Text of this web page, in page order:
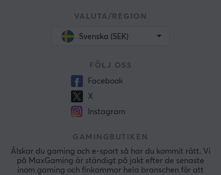
VALUTA/REGION
Svenska (SEK)
FÖLJ OSS
Facebook
X
Instagram
GAMINGBUTIKEN
Älskar du gaming och e-sport så har du kommit rätt. Vi
på MaxGaming är ständigt på jakt efter de senaste
inom gaming och finkammar hela branschen för att